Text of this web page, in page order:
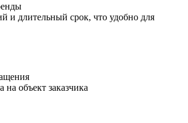
и длительный срок, что удобно для
на объект заказчика